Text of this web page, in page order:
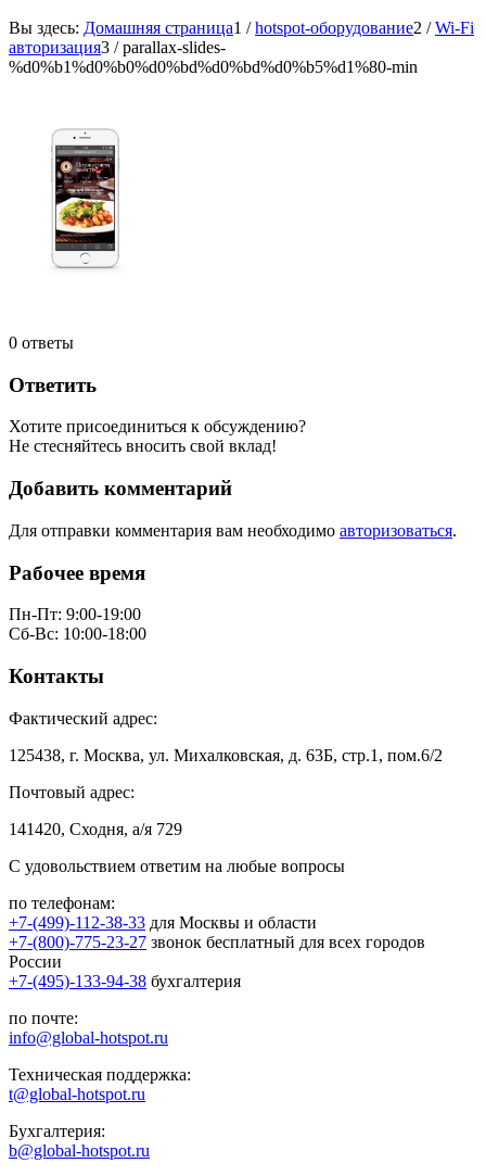
Вы здесь: Домашняя страница1 / hotspot-оборудование2 / Wi-Fi
авторизация3 / parallax-slides-
%d0%b1%d0%b0%d0%bd%d0%bd%d0%b5%d1%80-min
0 ответы
Ответить
Хотите присоединиться к обсуждению?
Не стесняйтесь вносить свой вклад!
Добавить комментарий
Для отправки комментария вам необходимо авторизоваться.
Рабочее время
Пн-Пт: 9:00-19:00
Сб-Вс: 10:00-18:00
Контакты
Фактический адрес:
125438, г. Москва, ул. Михалковская, д. 63Б, стр.1, пом.6/2
Почтовый адрес:
141420, Сходня, а/я 729
С удовольствием ответим на любые вопросы
по телефонам:
+7-(499)-112-38-33 для Москвы и области
+7-(800)-775-23-27 звонок бесплатный для всех городов
России
+7-(495)-133-94-38 бухгалтерия
по почте:
info@global-hotspot.ru
Техническая поддержка:
t@global-hotspot.ru
Бухгалтерия:
b@global-hotspot.ru